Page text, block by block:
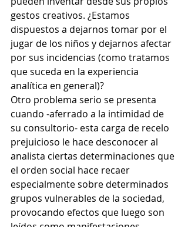
gestos creativos. ¿Estamos
dispuestos a dejarnos tomar por el
jugar de los niños y dejarnos afectar
por sus incidencias (como tratamos
que suceda en la experiencia
analítica en general)?
Otro problema serio se presenta
cuando -aferrado a la intimidad de
su consultorio- esta carga de recelo
prejuicioso le hace desconocer al
analista ciertas determinaciones que
el orden social hace recaer
especialmente sobre determinados
grupos vulnerables de la sociedad,
provocando efectos que luego son